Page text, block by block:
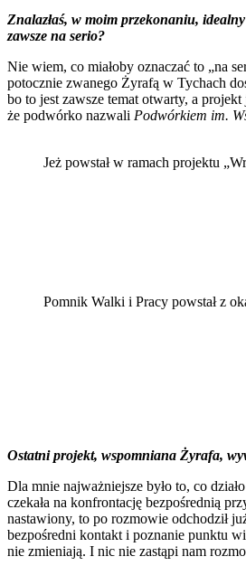
Znalazłaś, w moim przekonaniu,
zawsze na serio?
Nie wiem, co miałoby oznaczać to „na
potocznie zwanego Żyrafą w Tychach
bo to jest zawsze temat otwarty, a
że podwórko nazwali Podwórkiem im.
Jeż powstał w ramach projektu
Pomnik Walki i Pracy powstał z
Ostatni projekt, wspomniana Żyrafa,
Dla mnie najważniejsze było to, co
czekała na konfrontację bezpośrednią
nastawiony, to po rozmowie odchodził
bezpośredni kontakt i poznanie punktu
nie zmieniają. I nic nie zastąpi nam